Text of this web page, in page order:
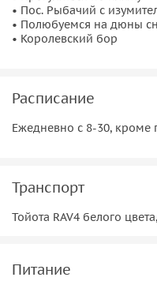
• Пос. Рыбачий с
• Полюбуемся на дюны
• Королевский бор
Расписание
Ежедневно с 8-30, кроме
Транспорт
Тойота RAV4 белого
Питание